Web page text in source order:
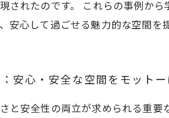
されたのです。 これらの事例か
安心して過ごせる魅力的な空間を
安心・安全な空間をモットー
と安全性の両立が求められる重